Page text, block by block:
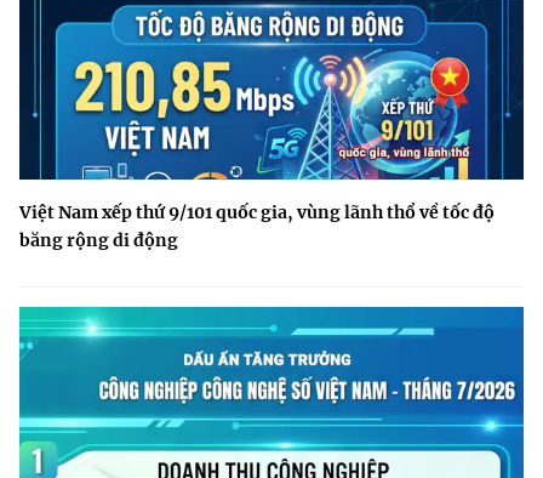
Việt Nam xếp thứ 9/101 quốc gia, vùng lãnh thổ về tốc độ
băng rộng di động